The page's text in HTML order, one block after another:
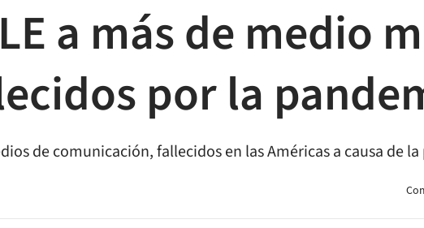
a más de medio
por la
de comunicación, fallecidos en las Américas a causa de